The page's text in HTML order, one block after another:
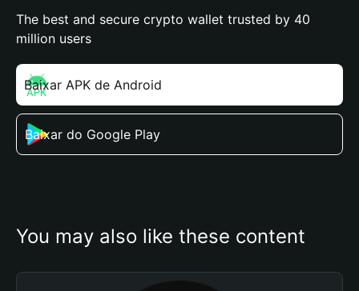
The best and secure crypto wallet trusted by 40
million users
Baixar APK de Android
Baixar do Google Play
You may also like these content